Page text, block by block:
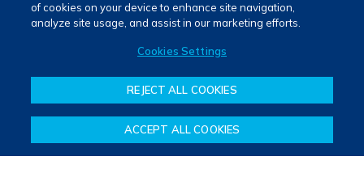
of cookies on your device to enhance site navigation,
analyze site usage, and assist in our marketing efforts.
Cookies Settings
REJECT ALL COOKIES
ACCEPT ALL COOKIES